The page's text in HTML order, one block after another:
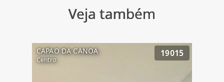
Veja também
CAPAO DA CANOA
Centro
19015